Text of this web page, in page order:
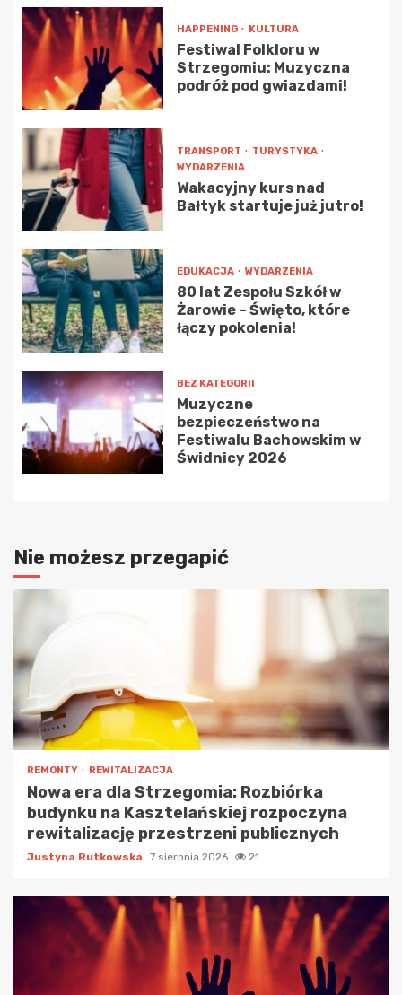
HAPPENING KULTURA
Festiwal Folkloru w
Strzegomiu: Muzyczna
podróż pod gwiazdami!
TRANSPORT
TURYSTYKA
WYDARZENIA
Wakacyjny kurs nad
Bałtyk startuje już jutro!
EDUKACJA WYDARZENIA
80 lat Zespołu Szkół w
Żarowie – Święto, które
łączy pokolenia!
BEZ KATEGORII
Muzyczne
bezpieczeństwo na
Festiwalu Bachowskim w
Świdnicy 2026
Nie możesz przegapić
REMONTY REWITALIZACJA
Nowa era dla Strzegomia: Rozbiórka
budynku na Kasztelańskiej rozpoczyna
rewitalizację przestrzeni publicznych
Justyna Rutkowska 7 sierpnia 2026 21